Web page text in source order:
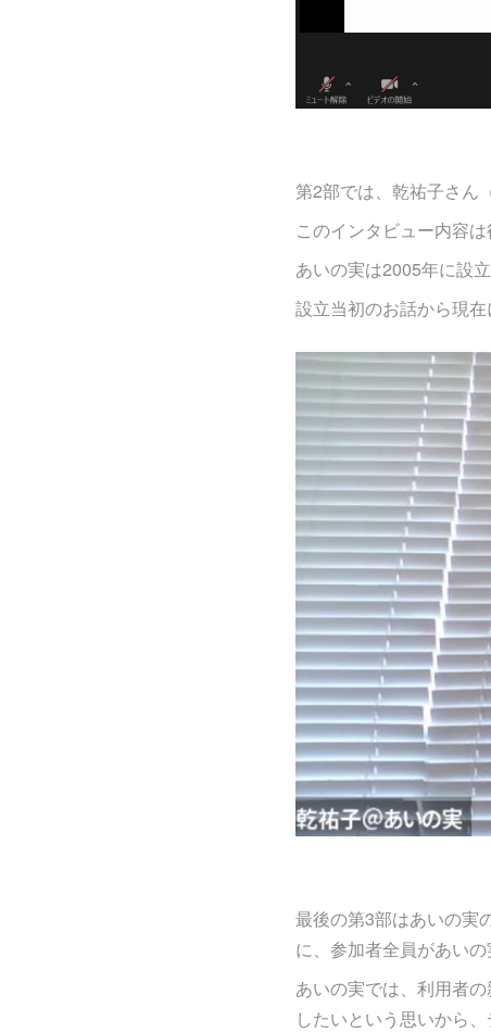
第2部では、乾祐子さん
このインタビュー内容
あいの実は2005年に設
設立当初のお話から現
最後の第3部はあいの実
に、参加者全員があい
あいの実では、利用者
したいという思いから